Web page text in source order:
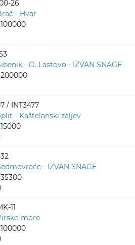
26
- Hvar
- O. Lastovo - IZVAN SNAGE
/ INT3477
- Kaštelanski zaljev
- IZVAN SNAGE
11
more